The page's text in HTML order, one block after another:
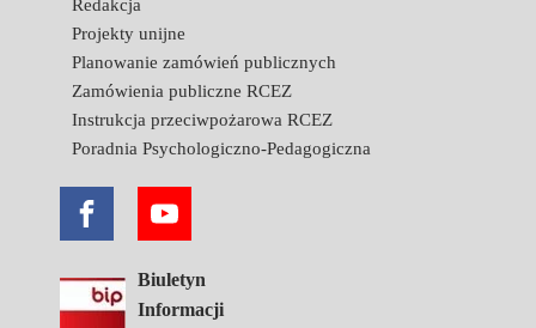
Redakcja
Projekty unijne
Planowanie zamówień publicznych
Zamówienia publiczne RCEZ
Instrukcja przeciwpożarowa RCEZ
Poradnia Psychologiczno-Pedagogiczna
Biuletyn
Informacji